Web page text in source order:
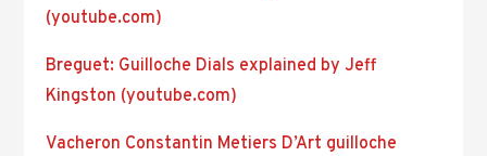
(youtube.com)
Breguet: Guilloche Dials explained by Jeff
Kingston (youtube.com)
Vacheron Constantin Metiers D’Art guilloche